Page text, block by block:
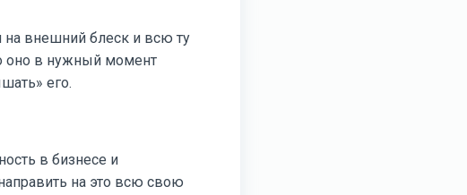
на внешний блеск и всю ту
оно в нужный момент
его.
в бизнесе и
на это всю свою